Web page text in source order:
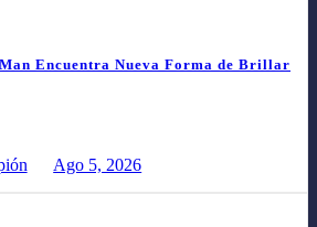
Encuentra Nueva Forma de Brillar
Ago 5, 2026